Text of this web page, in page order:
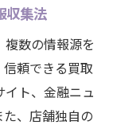
ポイント
売却戦略
析方法
流れ
基礎知識
収集法
数の情報源を
頼できる買取
ト、金融ニュ
、店舗独自の